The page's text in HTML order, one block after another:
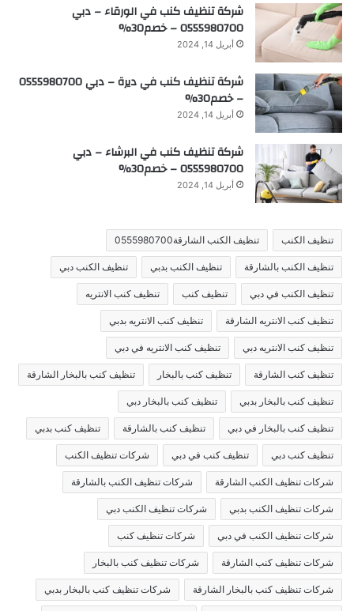
شركة تنظيف كنب في الورقاء – دبي
0555980700 – خصم30%
أبريل 14, 2024
شركة تنظيف كنب في ديرة – دبي 0555980700
– خصم30%
أبريل 14, 2024
شركة تنظيف كنب في البرشاء – دبي
0555980700 – خصم30%
أبريل 14, 2024
تنظيف الكنب تنظيف الكنب الشارقة0555980700
تنظيف الكنب بالشارقة تنظيف الكنب بدبي تنظيف الكنب دبي
تنظيف الكنب في دبي تنظيف كنب تنظيف كنب الانتريه
تنظيف كنب الانتريه الشارقة تنظيف كنب الانتريه بدبي
تنظيف كنب الانتريه دبي تنظيف كنب الانتريه في دبي
تنظيف كنب الشارقة تنظيف كنب بالبخار تنظيف كنب بالبخار الشارقة
تنظيف كنب بالبخار بدبي تنظيف كنب بالبخار دبي
تنظيف كنب بالبخار في دبي تنظيف كنب بالشارقة تنظيف كنب بدبي
تنظيف كنب دبي تنظيف كنب في دبي شركات تنظيف الكنب
شركات تنظيف الكنب الشارقة شركات تنظيف الكنب بالشارقة
شركات تنظيف الكنب بدبي شركات تنظيف الكنب دبي
شركات تنظيف الكنب في دبي شركات تنظيف كنب
شركات تنظيف كنب الشارقة شركات تنظيف كنب بالبخار
شركات تنظيف كنب بالبخار الشارقة شركات تنظيف كنب بالبخار بدبي